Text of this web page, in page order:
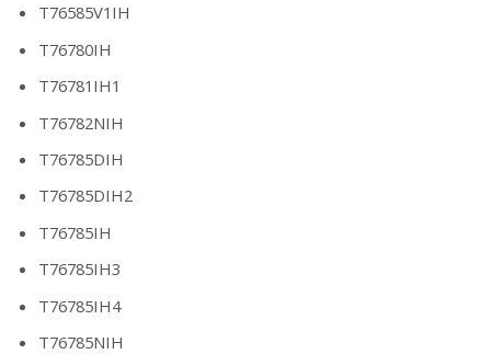
T76585V1IH
T76780IH
T76781IH1
T76782NIH
T76785DIH
T76785DIH2
T76785IH
T76785IH3
T76785IH4
T76785NIH